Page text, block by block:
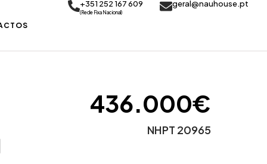
+351 252 167 609
(Rede Fixa Nacional)
geral@nauhouse.pt
436.000€
NHPT 20965